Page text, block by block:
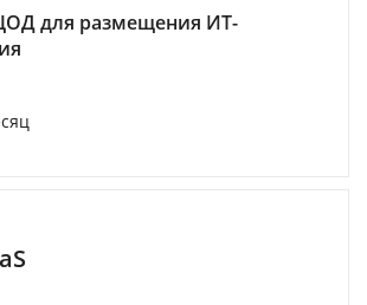
для размещения ИТ-